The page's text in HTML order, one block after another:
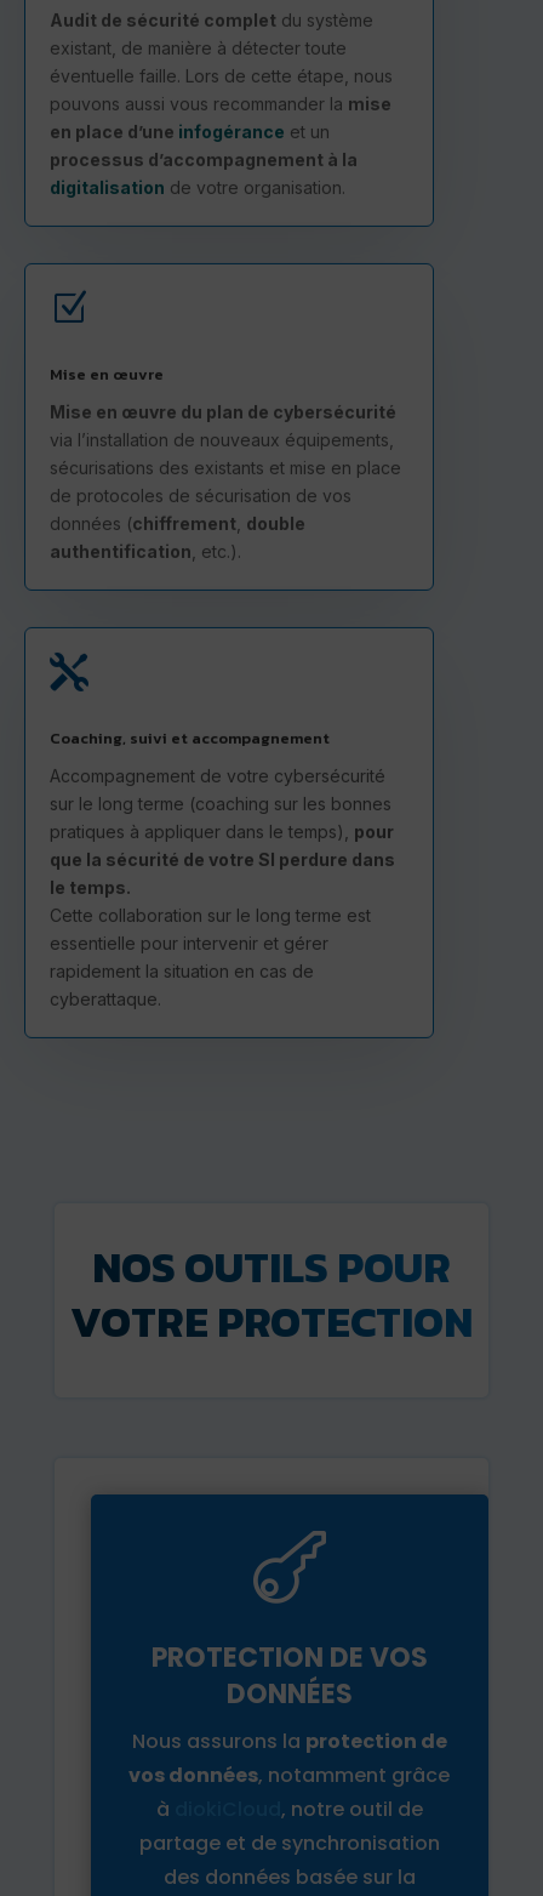
Audit de sécurité complet du système
existant, de manière à détecter toute
éventuelle faille. Lors de cette étape, nous
pouvons aussi vous recommander la mise
en place d’une infogérance et un
processus d’accompagnement à la
digitalisation de votre organisation.
Z
Mise en œuvre
Mise en œuvre du plan de cybersécurité
via l’installation de nouveaux équipements,
sécurisations des existants et mise en place
de protocoles de sécurisation de vos
données (chiffrement
double
authentification
, etc.).

Coaching, suivi et accompagnement
Accompagnement de votre cybersécurité
sur le long terme (coaching sur les bonnes
pratiques à appliquer dans le temps), pour
que la sécurité de votre SI perdure dans
le temps.
Cette collaboration sur le long terme est
essentielle pour intervenir et gérer
rapidement la situation en cas de
cyberattaque.
NOS OUTILS POUR
VOTRE PROTECTION

PROTECTION DE VOS
DONNÉES
Nous assurons la protection de
vos données, notamment grâce
à
, notre outil de
partage et de synchronisation
des données basée sur la